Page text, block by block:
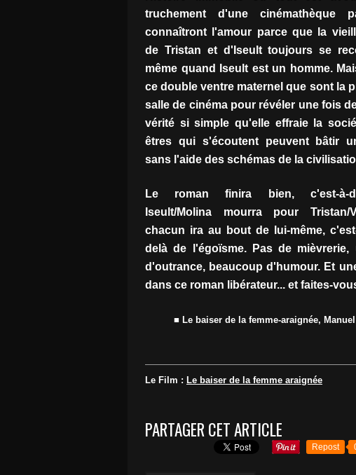
truchement d'une cinémathèque
connaîtront l'amour parce que la
de Tristan et d'Iseult toujours se
même quand Iseult est un homme.
ce double ventre maternel que sont la
salle de cinéma pour révéler une fois
vérité si simple qu'elle effraie la
êtres qui s'écoutent peuvent bâtir
sans l'aide des schémas de la
Le roman finira bien, c'est-à-
Iseult/Molina mourra pour Tristan/
chacun ira au bout de lui-même,
delà de l'égoïsme. Pas de
d'outrance, beaucoup d'humour. Et
dans ce roman libérateur... et faites-
■ Le baiser de la femme-araignée,
Le Film : Le baiser de la femme araignée
PARTAGER CET ARTICLE
Repost